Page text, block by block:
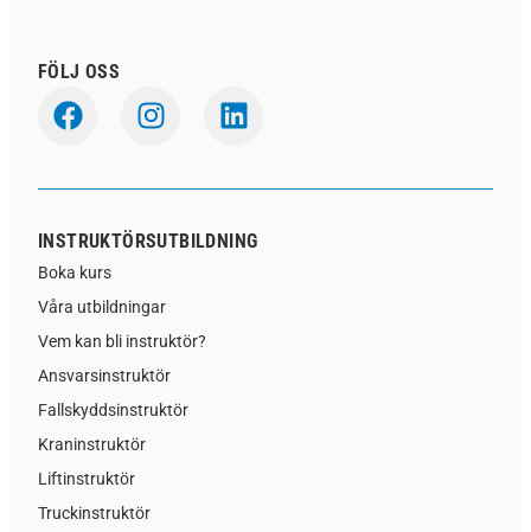
FÖLJ OSS
INSTRUKTÖRSUTBILDNING
Boka kurs
Våra utbildningar
Vem kan bli instruktör?
Ansvarsinstruktör
Fallskyddsinstruktör
Kraninstruktör
Liftinstruktör
Truckinstruktör